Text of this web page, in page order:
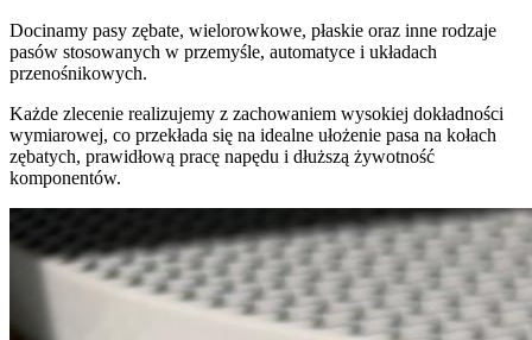
Docinamy pasy zębate, wielorowkowe, płaskie oraz inne rodzaje
pasów stosowanych w przemyśle, automatyce i układach
przenośnikowych.
Każde zlecenie realizujemy z zachowaniem wysokiej dokładności
wymiarowej, co przekłada się na idealne ułożenie pasa na kołach
zębatych, prawidłową pracę napędu i dłuższą żywotność
komponentów.